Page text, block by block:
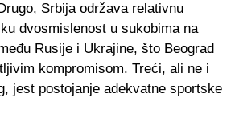
Srbija održava relativnu
dvosmislenost u sukobima na
Rusije i Ukrajine, što Beograd
kompromisom. Treći, ali ne i
jest postojanje adekvatne sportske